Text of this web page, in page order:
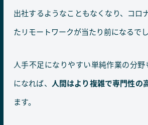
出社するようなこともなくなり、コロ
たリモートワークが当たり前になるでし
人手不足になりやすい単純作業の分野
になれば、
人間はより複雑で専門性の
ます。